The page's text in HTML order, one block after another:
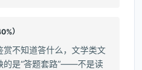
）
不知道答什么，文学类文
的是“答题套路”——不是读